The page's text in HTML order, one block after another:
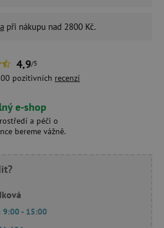
při nákupu nad 2800 Kč.
4,9/5
pozitivních recenzí
e-shop
a péči o
bereme vážně.
9:00 - 15:00